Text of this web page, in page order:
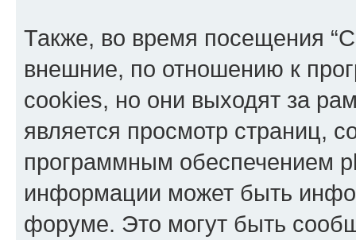
Также, во время посещения
внешние, по отношению к
cookies, но они выходят за
является просмотр страниц,
программным обеспечением
информации может быть
форуме. Это могут быть